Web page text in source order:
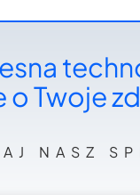
o Twoje
NASZ